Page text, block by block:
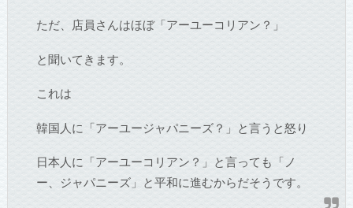
ただ、店員さんはほぼ「アーユーコリアン？」
と聞いてきます。
これは
韓国人に「アーユージャパニーズ？」と言うと怒り
日本人に「アーユーコリアン？」と言っても「ノ
ー、ジャパニーズ」と平和に進むからだそうです。